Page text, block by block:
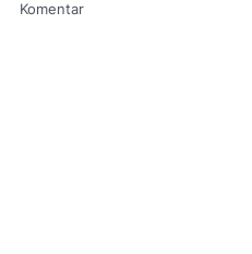
Komentar